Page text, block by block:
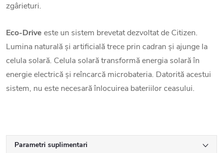
zgârieturi.
Eco-Drive este un sistem brevetat dezvoltat de Citizen.
Lumina naturală și artificială trece prin cadran și ajunge la
celula solară. Celula solară transformă energia solară în
energie electrică și reîncarcă microbateria. Datorită acestui
sistem, nu este necesară înlocuirea bateriilor ceasului.
Parametri suplimentari